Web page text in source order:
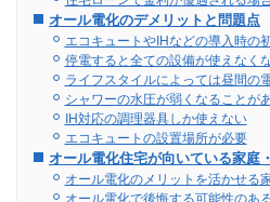
オール電化のデメリットと問題点
エコキュートやIHなどの導入時の
停電すると全ての設備が使えなく
ライフスタイルによっては昼間の
シャワーの水圧が弱くなることが
IH対応の調理器具しか使えない
エコキュートの設置場所が必要
オール電化住宅が向いている家庭
オール電化のメリットを活かせる
オール電化で後悔する可能性のあ